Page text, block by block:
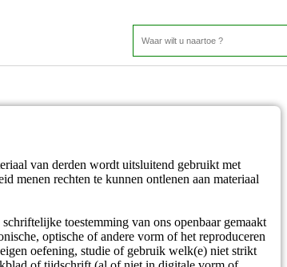
van derden wordt uitsluitend gebruikt met
menen rechten te kunnen ontlenen aan materiaal
toestemming van ons openbaar gemaakt
optische of andere vorm of het reproduceren
oefening, studie of gebruik welk(e) niet strikt